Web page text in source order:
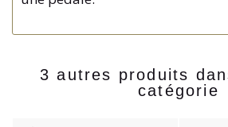
3 autres produits
catégorie